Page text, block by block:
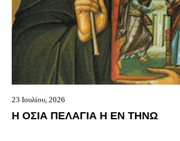
23 Ιουλίου, 2026
Η ΟΣΙΑ ΠΕΛΑΓΙΑ Η ΕΝ ΤΗΝΩ